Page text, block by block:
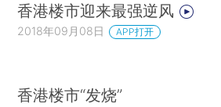
香港楼市迎来最强逆风
2018年09月08日 APP打开
香港楼市“发烧”